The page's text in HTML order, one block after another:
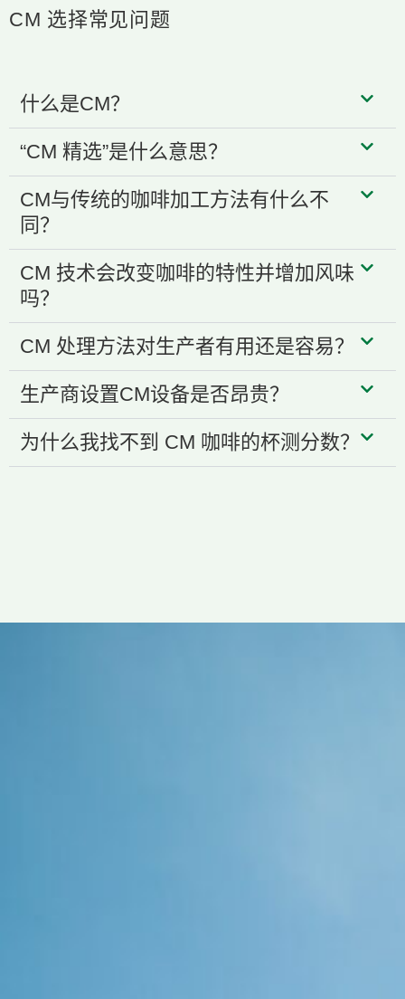
CM 选择常见问题
什么是CM？
“CM 精选”是什么意思？
CM与传统的咖啡加工方法有什么不
同？
CM 技术会改变咖啡的特性并增加风味
吗？
CM 处理方法对生产者有用还是容易？
生产商设置CM设备是否昂贵？
为什么我找不到 CM 咖啡的杯测分数？